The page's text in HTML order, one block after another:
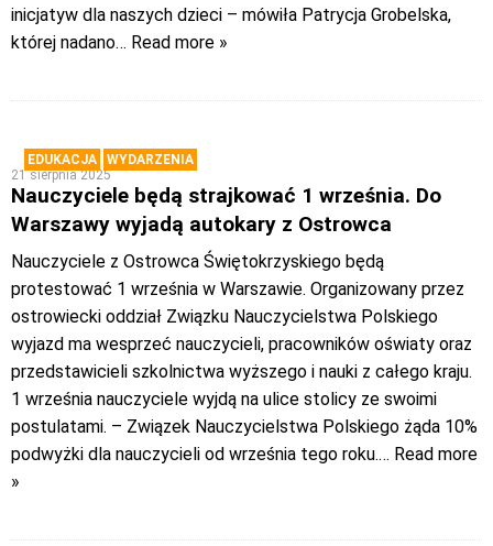
inicjatyw dla naszych dzieci – mówiła Patrycja Grobelska,
której nadano… Read more »
EDUKACJA
WYDARZENIA
21 sierpnia 2025
Nauczyciele będą strajkować 1 września. Do
Warszawy wyjadą autokary z Ostrowca
Nauczyciele z Ostrowca Świętokrzyskiego będą
protestować 1 września w Warszawie. Organizowany przez
ostrowiecki oddział Związku Nauczycielstwa Polskiego
wyjazd ma wesprzeć nauczycieli, pracowników oświaty oraz
przedstawicieli szkolnictwa wyższego i nauki z całego kraju.
1 września nauczyciele wyjdą na ulice stolicy ze swoimi
postulatami. – Związek Nauczycielstwa Polskiego żąda 10%
podwyżki dla nauczycieli od września tego roku.… Read more
»